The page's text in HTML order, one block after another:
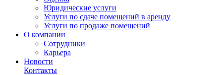
Юридические услуги
Услуги по сдаче помещений в аренду
Услуги по продаже помещений
О компании
Сотрудники
Карьера
Новости
Контакты